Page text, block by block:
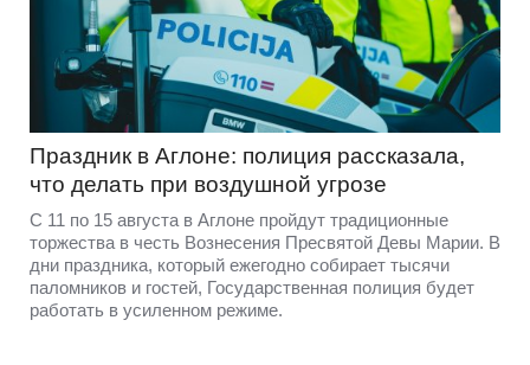
Праздник в Аглоне: полиция рассказала,
что делать при воздушной угрозе
С 11 по 15 августа в Аглоне пройдут традиционные
торжества в честь Вознесения Пресвятой Девы Марии. В
дни праздника, который ежегодно собирает тысячи
паломников и гостей, Государственная полиция будет
работать в усиленном режиме.